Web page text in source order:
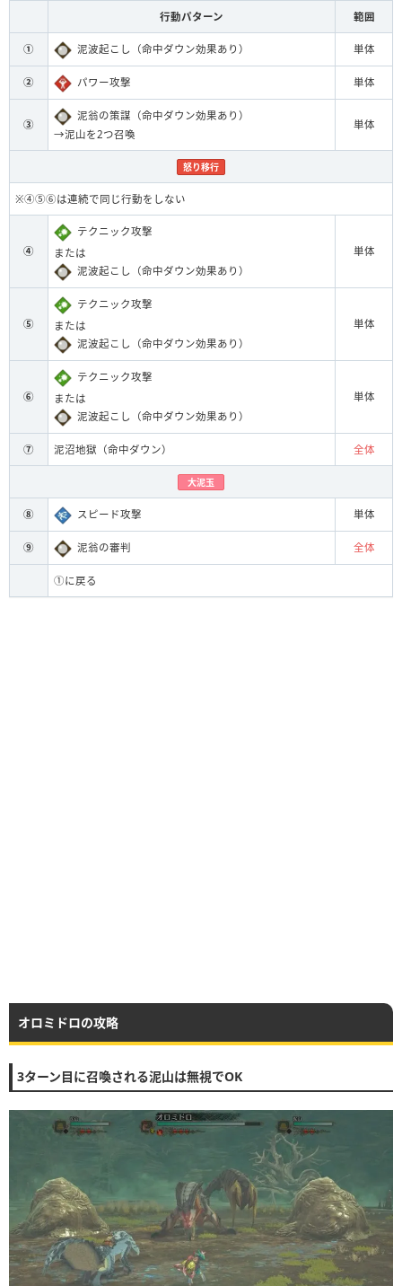
行動パターン 範囲
① 泥波起こし（命中ダウン効果あり） 単体
② パワー攻撃 単体
③
泥翁の策謀（命中ダウン効果あり）
→泥山を2つ召喚
単体
怒り移行
※④⑤⑥は連続で同じ行動をしない
④
テクニック攻撃
または
泥波起こし（命中ダウン効果あり）
単体
⑤
テクニック攻撃
または
泥波起こし（命中ダウン効果あり）
単体
⑥
テクニック攻撃
または
泥波起こし（命中ダウン効果あり）
単体
⑦ 泥沼地獄（命中ダウン） 全体
大泥玉
⑧ スピード攻撃 単体
⑨ 泥翁の審判 全体
①に戻る
オロミドロの攻略
3ターン目に召喚される泥山は無視でOK